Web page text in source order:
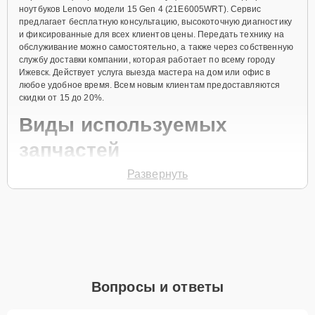
ноутбуков Lenovo модели 15 Gen 4 (21E6005WRT). Сервис
предлагает бесплатную консультацию, высокоточную диагностику
и фиксированные для всех клиентов цены. Передать технику на
обслуживание можно самостоятельно, а также через собственную
службу доставки компании, которая работает по всему городу
Ижевск. Действует услуга выезда мастера на дом или офис в
любое удобное время. Всем новым клиентам предоставляются
скидки от 15 до 20%.
Виды используемых
запчастей
Для ремонта ноутбука модели 15 Gen 4 (21E6005WRT)
активное использование устройства дольше
Развернуть
Вопросы и ответы